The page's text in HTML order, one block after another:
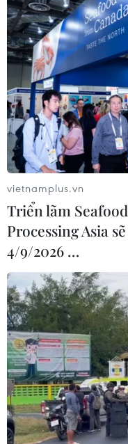
vietnamplus.vn
Triển lãm
Processing Asia
4/9/2026 …